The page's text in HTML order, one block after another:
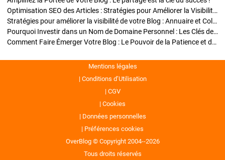
Optimisation SEO des Articles : Stratégies pour Améliorer la Visibilité de Votre Blog
Stratégies pour améliorer la visibilité de votre Blog : Annuaire et Collaborations
Pourquoi Investir dans un Nom de Domaine Personnel : Les Clés de la Réussite de Votre Blog
Comment Faire Émerger Votre Blog : Le Pouvoir de la Patience et de la Persévérance
Mentions légales
Conditions d’Utilisation
CGV
Cookies
Données personnelles
Préférences cookies
OverBlog © Copyright 2004--2026
Tous droits réservés